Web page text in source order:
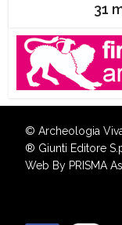
31
© Archeologia
® Giunti Editore
Web By PRISMA